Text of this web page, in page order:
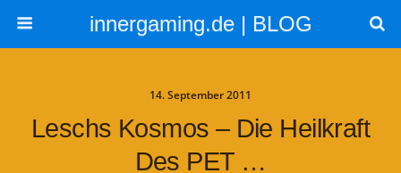
innergaming.de | BLOG
14. September 2011
Leschs Kosmos – Die Heilkraft
Des PET …